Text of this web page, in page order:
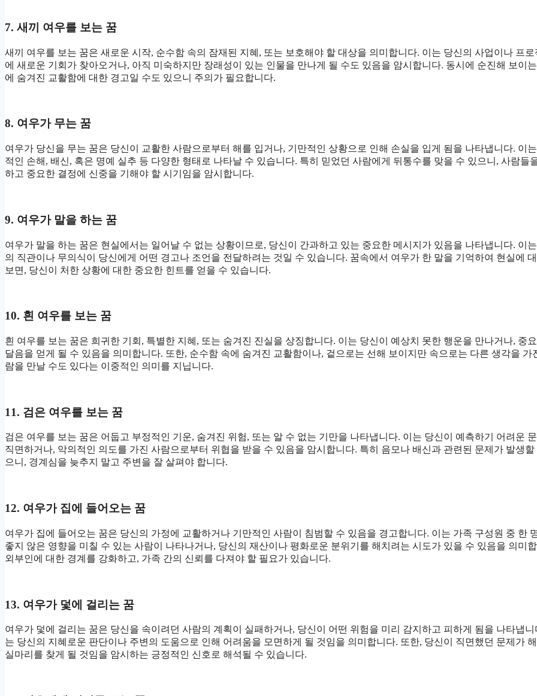
7. 새끼 여우를 보는 꿈
새끼 여우를 보는 꿈은 새로운 시작, 순수함 속의 잠재된 지혜, 또는 보호해야 할 대상을 의미합니다. 이는 당신의 사업이나 프로
에 새로운 기회가 찾아오거나, 아직 미숙하지만 장래성이 있는 인물을 만나게 될 수도 있음을 암시합니다. 동시에 순진해 보이
에 숨겨진 교활함에 대한 경고일 수도 있으니 주의가 필요합니다.
8. 여우가 무는 꿈
여우가 당신을 무는 꿈은 당신이 교활한 사람으로부터 해를 입거나, 기만적인 상황으로 인해 손실을 입게 됨을 나타냅니다. 이
적인 손해, 배신, 혹은 명예 실추 등 다양한 형태로 나타날 수 있습니다. 특히 믿었던 사람에게 뒤통수를 맞을 수 있으니, 사람들
하고 중요한 결정에 신중을 기해야 할 시기임을 암시합니다.
9. 여우가 말을 하는 꿈
여우가 말을 하는 꿈은 현실에서는 일어날 수 없는 상황이므로, 당신이 간과하고 있는 중요한 메시지가 있음을 나타냅니다. 이
의 직관이나 무의식이 당신에게 어떤 경고나 조언을 전달하려는 것일 수 있습니다. 꿈속에서 여우가 한 말을 기억하여 현실에
보면, 당신이 처한 상황에 대한 중요한 힌트를 얻을 수 있습니다.
10. 흰 여우를 보는 꿈
흰 여우를 보는 꿈은 희귀한 기회, 특별한 지혜, 또는 숨겨진 진실을 상징합니다. 이는 당신이 예상치 못한 행운을 만나거나, 중
달음을 얻게 될 수 있음을 의미합니다. 또한, 순수함 속에 숨겨진 교활함이나, 겉으로는 선해 보이지만 속으로는 다른 생각을 가
람을 만날 수도 있다는 이중적인 의미를 지닙니다.
11. 검은 여우를 보는 꿈
검은 여우를 보는 꿈은 어둡고 부정적인 기운, 숨겨진 위험, 또는 알 수 없는 기만을 나타냅니다. 이는 당신이 예측하기 어려운 문
직면하거나, 악의적인 의도를 가진 사람으로부터 위협을 받을 수 있음을 암시합니다. 특히 음모나 배신과 관련된 문제가 발생할
으니, 경계심을 늦추지 말고 주변을 잘 살펴야 합니다.
12. 여우가 집에 들어오는 꿈
여우가 집에 들어오는 꿈은 당신의 가정에 교활하거나 기만적인 사람이 침범할 수 있음을 경고합니다. 이는 가족 구성원 중 한
좋지 않은 영향을 미칠 수 있는 사람이 나타나거나, 당신의 재산이나 평화로운 분위기를 해치려는 시도가 있을 수 있음을 의미
외부인에 대한 경계를 강화하고, 가족 간의 신뢰를 다져야 할 필요가 있습니다.
13. 여우가 덫에 걸리는 꿈
여우가 덫에 걸리는 꿈은 당신을 속이려던 사람의 계획이 실패하거나, 당신이 어떤 위험을 미리 감지하고 피하게 됨을 나타냅니
는 당신의 지혜로운 판단이나 주변의 도움으로 인해 어려움을 모면하게 될 것임을 의미합니다. 또한, 당신이 직면했던 문제가 해
실마리를 찾게 될 것임을 암시하는 긍정적인 신호로 해석될 수 있습니다.